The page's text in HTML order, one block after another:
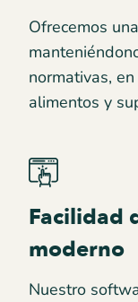
Ofrecemos
normativas,
alimentos y
Facilidad
moderno
Nuestro